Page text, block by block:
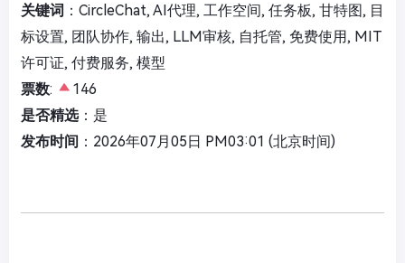
关键词 ：CircleChat, AI代理, 工作空间, 任务板, 甘特图, 目
标设置, 团队协作, 输出, LLM审核, 自托管, 免费使用, MIT
许可证, 付费服务, 模型
票数:
146
是否精选：是
发布时间 ：2026年07月05日 PM03:01 (北京时间)